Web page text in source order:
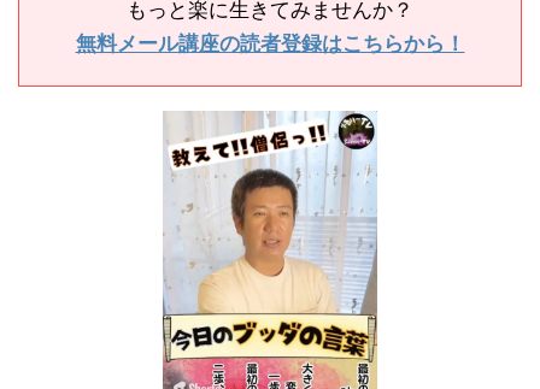
もっと楽に生きてみませんか？
無料メール講座の読者登録はこちらから！